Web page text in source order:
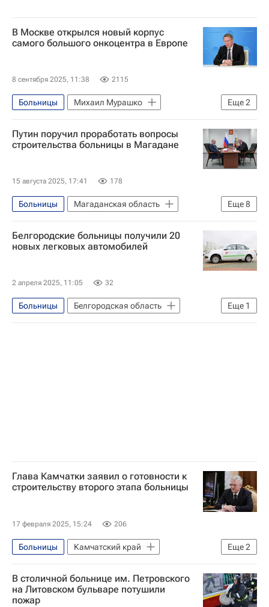
В Москве открылся новый корпус
самого большого онкоцентра в Европе
8 сентября 2025, 11:38 2115
Еще2
Больницы
Михаил Мурашко
Москва
Путин поручил проработать вопросы
строительства больницы в Магадане
15 августа 2025, 17:41 178
Еще8
Больницы
Магаданская область
Россия
Магадан
Сергей Носов
Владимир Путин
Максим Орешкин
Социальная инфраструктура
Строительство
Белгородские больницы получили 20
новых легковых автомобилей
2 апреля 2025, 11:05 32
Еще 1
Больницы
Белгородская область
Вячеслав Гладков
Глава Камчатки заявил о готовности к
строительству второго этапа больницы
17 февраля 2025, 15:24 206
Еще2
Больницы
Камчатский край
Владимир Солодов
Владимир Путин
В столичной больнице им. Петровского
на Литовском бульваре потушили
пожар